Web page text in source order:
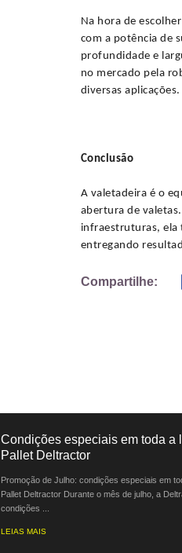
Na hora de
com a potência de
profundidade e
no mercado pela
diversas aplicações.
Conclusão
A valetadeira é o
abertura de
infraestruturas, ela
entregando
Compartilhe:
Condições especiais em toda a
Pallet Deltractor
Promoção de Julho: condições especiais em
Pallet Deltractor Durante o mês de julho, a
condições ...
LEIAS MAIS